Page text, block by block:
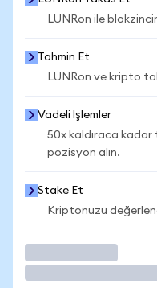
LUNRon ile
Tahmin Et
LUNRon ve kripto
Vadeli İşlemler
50x kaldıraca kadar
pozisyon alın.
Stake Et
Kriptonuzu